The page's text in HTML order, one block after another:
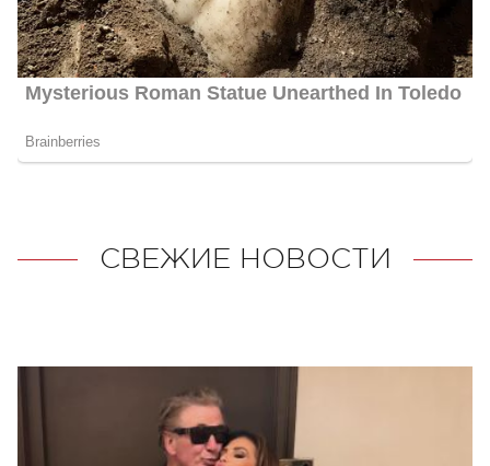
СВЕЖИЕ НОВОСТИ